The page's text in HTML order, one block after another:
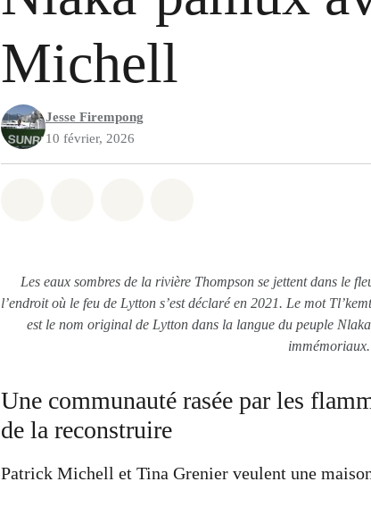
Michell
Jesse Firempong
10 février, 2026
Les eaux sombres de la rivière Thompson se jettent dans le
l’endroit où le feu de Lytton s’est déclaré en 2021. Le mot
est le nom original de Lytton dans la langue du peuple
immémoriaux.
Une communauté rasée par les
de la reconstruire
Patrick Michell et Tina Grenier veulent une